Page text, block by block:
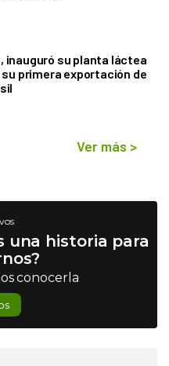
inauguró su planta láctea
su primera exportación de
Ver más >
una historia para
conocerla